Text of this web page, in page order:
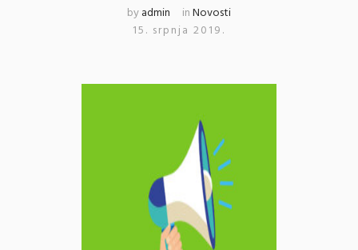
byadmin inNovosti
15. srpnja 2019.